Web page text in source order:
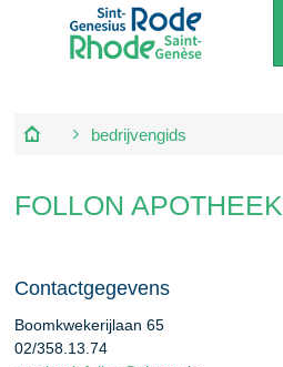
bedrijvengids
FOLLON APOTHEEK
Contactgegevens
Boomkwekerijlaan 65
02/358.13.74